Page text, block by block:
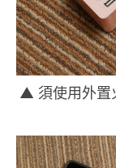
▲ 須使用外置